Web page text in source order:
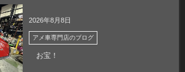
2026年8月8日
アメ車専門店のブログ
お宝！